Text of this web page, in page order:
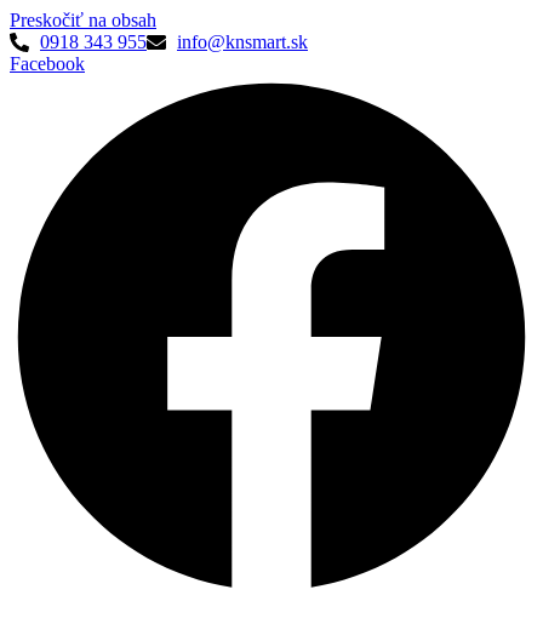
Preskočiť na obsah
0918 343 955
info@knsmart.sk
Facebook